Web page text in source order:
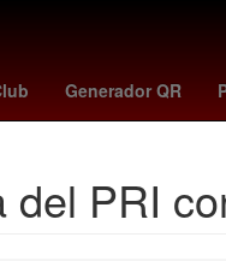
Generador QR
rodri Miguel Herrera
PRI